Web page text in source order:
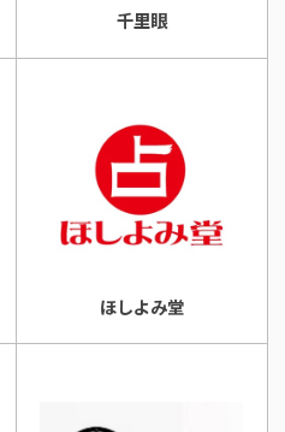
千里眼
ほしよみ堂